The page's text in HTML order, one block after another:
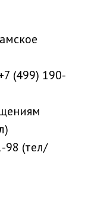
(499) 190-
98 (тел/